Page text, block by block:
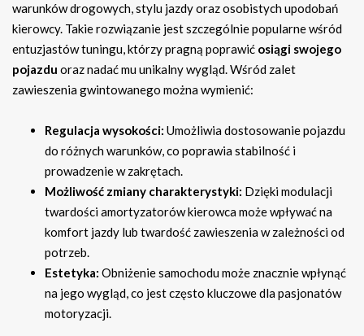
warunków drogowych, stylu jazdy oraz osobistych upodobań
kierowcy. Takie rozwiązanie jest szczególnie popularne wśród
entuzjastów tuningu, którzy pragną poprawić osiągi swojego
pojazdu oraz nadać mu unikalny wygląd. Wśród zalet
zawieszenia gwintowanego można wymienić:
Regulacja wysokości: Umożliwia dostosowanie pojazdu
do różnych warunków, co poprawia stabilność i
prowadzenie w zakrętach.
Możliwość zmiany charakterystyki: Dzięki modulacji
twardości amortyzatorów kierowca może wpływać na
komfort jazdy lub twardość zawieszenia w zależności od
potrzeb.
Estetyka: Obniżenie samochodu może znacznie wpłynąć
na jego wygląd, co jest często kluczowe dla pasjonatów
motoryzacji.